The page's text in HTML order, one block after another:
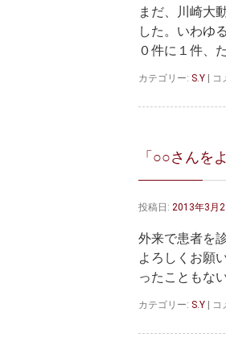
まだ、川崎大
した。いわゆ
０件に１件、
カテゴリー: S.Y
原
回
営
業
は
コ
「○○さんを
投稿日: 2013年3月
外来で患者を
よろしくお願
ったこともな
カテゴリー: S.Y
「
ん
コ